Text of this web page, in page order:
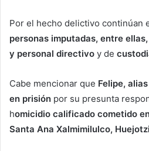
Por el hecho delictivo continúan
personas imputadas, entre
y personal directivo y de
Cabe mencionar que Felipe,
en prisión por su presunta
homicidio calificado cometido
Santa Ana Xalmimilulco,